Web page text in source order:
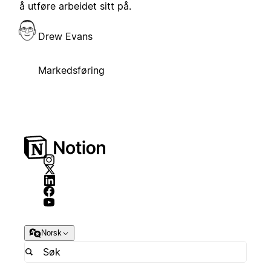
å utføre arbeidet sitt på.
Drew Evans
Markedsføring
Norsk